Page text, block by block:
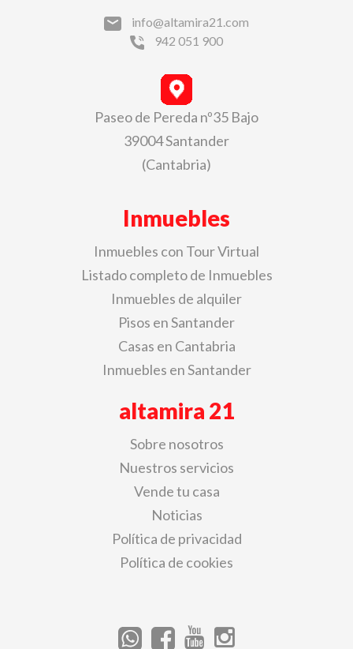
info@altamira21.com
942 051 900
Paseo de Pereda nº35 Bajo
39004 Santander
(Cantabria)
Inmuebles
Inmuebles con Tour Virtual
Listado completo de Inmuebles
Inmuebles de alquiler
Pisos en Santander
Casas en Cantabria
Inmuebles en Santander
altamira 21
Sobre nosotros
Nuestros servicios
Vende tu casa
Noticias
Política de privacidad
Política de cookies